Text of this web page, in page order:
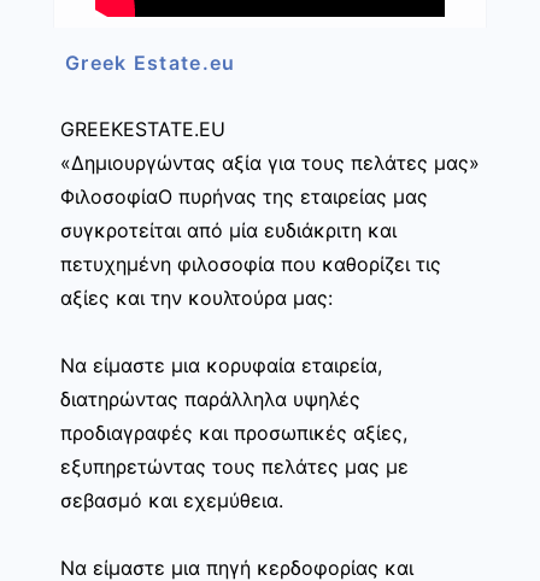
Greek Estate.eu
GREEKESTATE.EU
«Δημιουργώντας αξία για τους πελάτες μας»
ΦιλοσοφίαΟ πυρήνας της εταιρείας μας
συγκροτείται από μία ευδιάκριτη και
πετυχημένη φιλοσοφία που καθορίζει τις
αξίες και την κουλτούρα μας:
Να είμαστε μια κορυφαία εταιρεία,
διατηρώντας παράλληλα υψηλές
προδιαγραφές και προσωπικές αξίες,
εξυπηρετώντας τους πελάτες μας με
σεβασμό και εχεμύθεια.
Να είμαστε μια πηγή κερδοφορίας και